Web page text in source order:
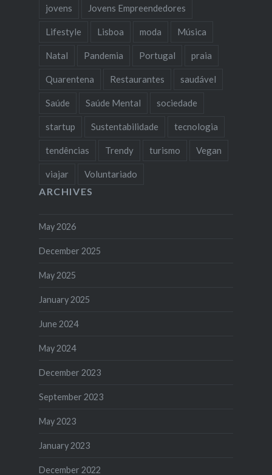
jovens Jovens Empreendedores
Lifestyle Lisboa moda Música
Natal Pandemia Portugal praia
Quarentena Restaurantes saudável
Saúde Saúde Mental sociedade
startup Sustentabilidade tecnologia
tendências Trendy turismo Vegan
viajar Voluntariado
ARCHIVES
May 2026
December 2025
May 2025
January 2025
June 2024
May 2024
December 2023
September 2023
May 2023
January 2023
December 2022